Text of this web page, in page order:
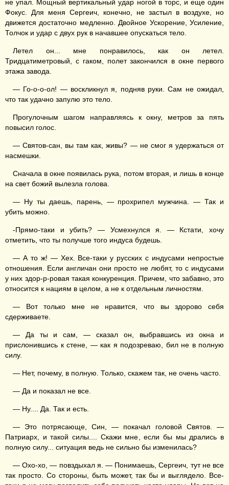
не упал. Мощный вертикальный удар ногой в торс, и еще один
Фокус. Для меня Сергеич, конечно, не застыл в воздухе, но
движется достаточно медленно. Двойное Ускорение, Усиление,
Толчок и удар с двух рук в начавшее опускаться тело.
Летел он... мне понравилось, как он летел.
Тридцатиметровый, с гаком, полет закончился в окне первого
этажа завода.
— Го-о-о-ол! — воскликнул я, подняв руки. Сам не ожидал,
что так удачно запулю это тело.
Прогулочным шагом направляясь к окну, метров за пять
повысил голос.
— Святов-сан, вы там как, живы? — не смог я удержаться от
насмешки.
Сначала в окне появилась рука, потом вторая, и лишь в конце
на свет божий вылезла голова.
— Ну ты даешь, парень, — прохрипел мужчина. — Так и
убить можно.
-Прямо-таки и убить? — Усмехнулся я. — Кстати, хочу
отметить, что ты получше того индуса будешь.
— А то ж! — Хех. Все-таки у русских с индусами непростые
отношения. Если англичан они просто не любят, то с индусами
у них здор-р-ровая такая конкуренция. Причем, что забавно, это
относится к нациям в целом, а не к отдельным личностям.
— Вот только мне не нравится, что вы здорово себя
сдерживаете.
— Да ты и сам, — сказал он, выбравшись из окна и
прислонившись к стене, — как я подозреваю, бил не в полную
силу.
— Нет, почему, в полную. Только, скажем так, не очень часто.
— Да и показал не все.
— Ну.... Да. Так и есть.
— Это потрясающе, Син, — покачал головой Святов. —
Патриарх, и такой силы.... Скажи мне, если бы мы дрались в
полную силу... ситуация ведь не сильно бы изменилась?
— Охо-хо, — повздыхал я. — Понимаешь, Сергеич, тут не все
так просто. Со стороны, быть может, так бы и выглядело. Все-